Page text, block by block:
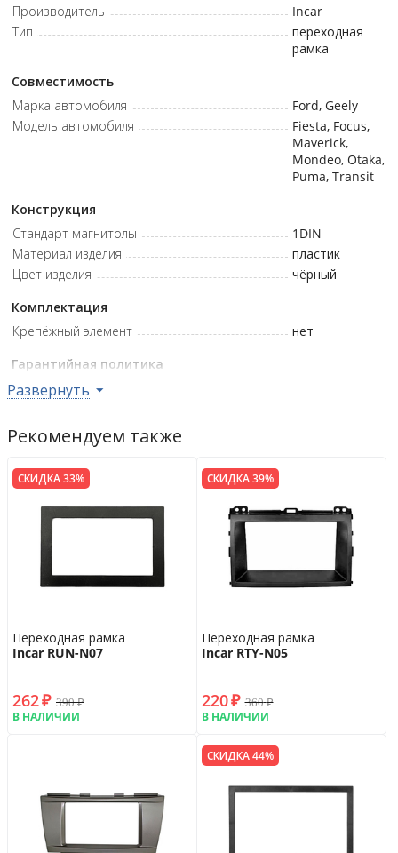
Производитель
Incar
Тип
переходная
рамка
Совместимость
Марка автомобиля
Ford, Geely
Модель автомобиля
Fiesta, Focus,
Maverick,
Mondeo, Otaka,
Puma, Transit
Конструкция
Стандарт магнитолы
1DIN
Материал изделия
пластик
Цвет изделия
чёрный
Комплектация
Крепёжный элемент
нет
Гарантийная политика
Гарантия
Развернуть
Рекомендуем также
СКИДКА 33%
Переходная рамка
Incar RUN-N07
262₽ 390₽
В НАЛИЧИИ
СКИДКА 39%
Переходная рамка
Incar RTY-N05
220₽ 360₽
В НАЛИЧИИ
СКИДКА 44%